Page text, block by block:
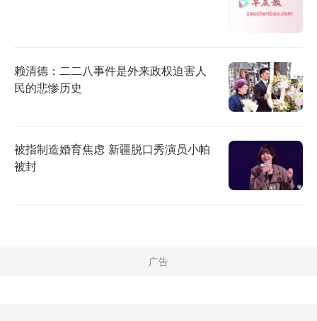
赖清德：二二八事件是外来政权迫害人
民的悲惨历史
被指制造婚育焦虑 新疆脱口秀演员小帕
被封